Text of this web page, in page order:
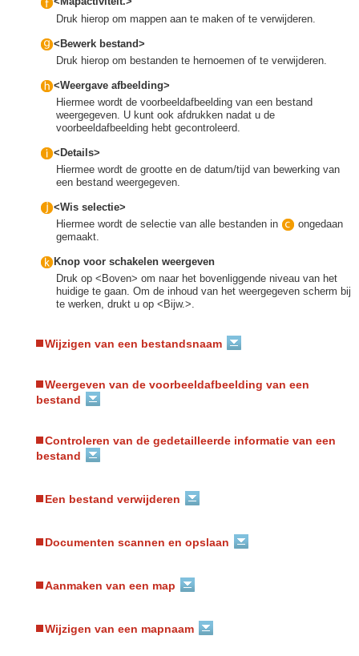
Druk hierop om mappen aan te maken of te verwijderen.
<Bewerk bestand>
Druk hierop om bestanden te hernoemen of te verwijderen.
<Weergave afbeelding>
Hiermee wordt de voorbeeldafbeelding van een bestand
weergegeven. U kunt ook afdrukken nadat u de
voorbeeldafbeelding hebt gecontroleerd.
<Details>
Hiermee wordt de grootte en de datum/tijd van bewerking van
een bestand weergegeven.
<Wis selectie>
Hiermee wordt de selectie van alle bestanden in
ongedaan
gemaakt.
Knop voor schakelen weergeven
Druk op <Boven> om naar het bovenliggende niveau van het
huidige te gaan. Om de inhoud van het weergegeven scherm bij
te werken, drukt u op <Bijw.>.
Wijzigen van een bestandsnaam
Weergeven van de voorbeeldafbeelding van een
bestand
Controleren van de gedetailleerde informatie van een
bestand
Een bestand verwijderen
Documenten scannen en opslaan
Aanmaken van een map
Wijzigen van een mapnaam